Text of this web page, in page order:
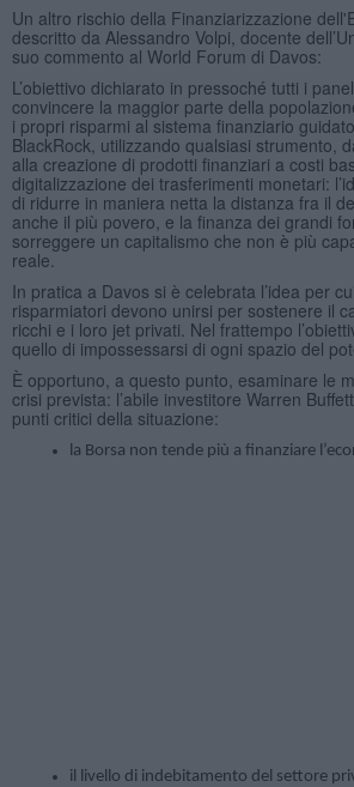
Un altro rischio della Finanziarizzazione
descritto da Alessandro Volpi, docente
suo commento al World Forum di Davos:
L’obiettivo dichiarato in pressoché tutti i
convincere la maggior parte della
i propri risparmi al sistema finanziario
BlackRock, utilizzando qualsiasi strumento,
alla creazione di prodotti finanziari a costi
digitalizzazione dei trasferimenti monetari:
di ridurre in maniera netta la distanza fra il
anche il più povero, e la finanza dei grandi
sorreggere un capitalismo che non è più
reale.
In pratica a Davos si è celebrata l’idea per
risparmiatori devono unirsi per sostenere il
ricchi e i loro jet privati. Nel frattempo
quello di impossessarsi di ogni spazio del
È opportuno, a questo punto, esaminare le
crisi prevista: l’abile investitore Warren
punti critici della situazione:
la Borsa non tende più a finanziare
il livello di indebitamento del settore